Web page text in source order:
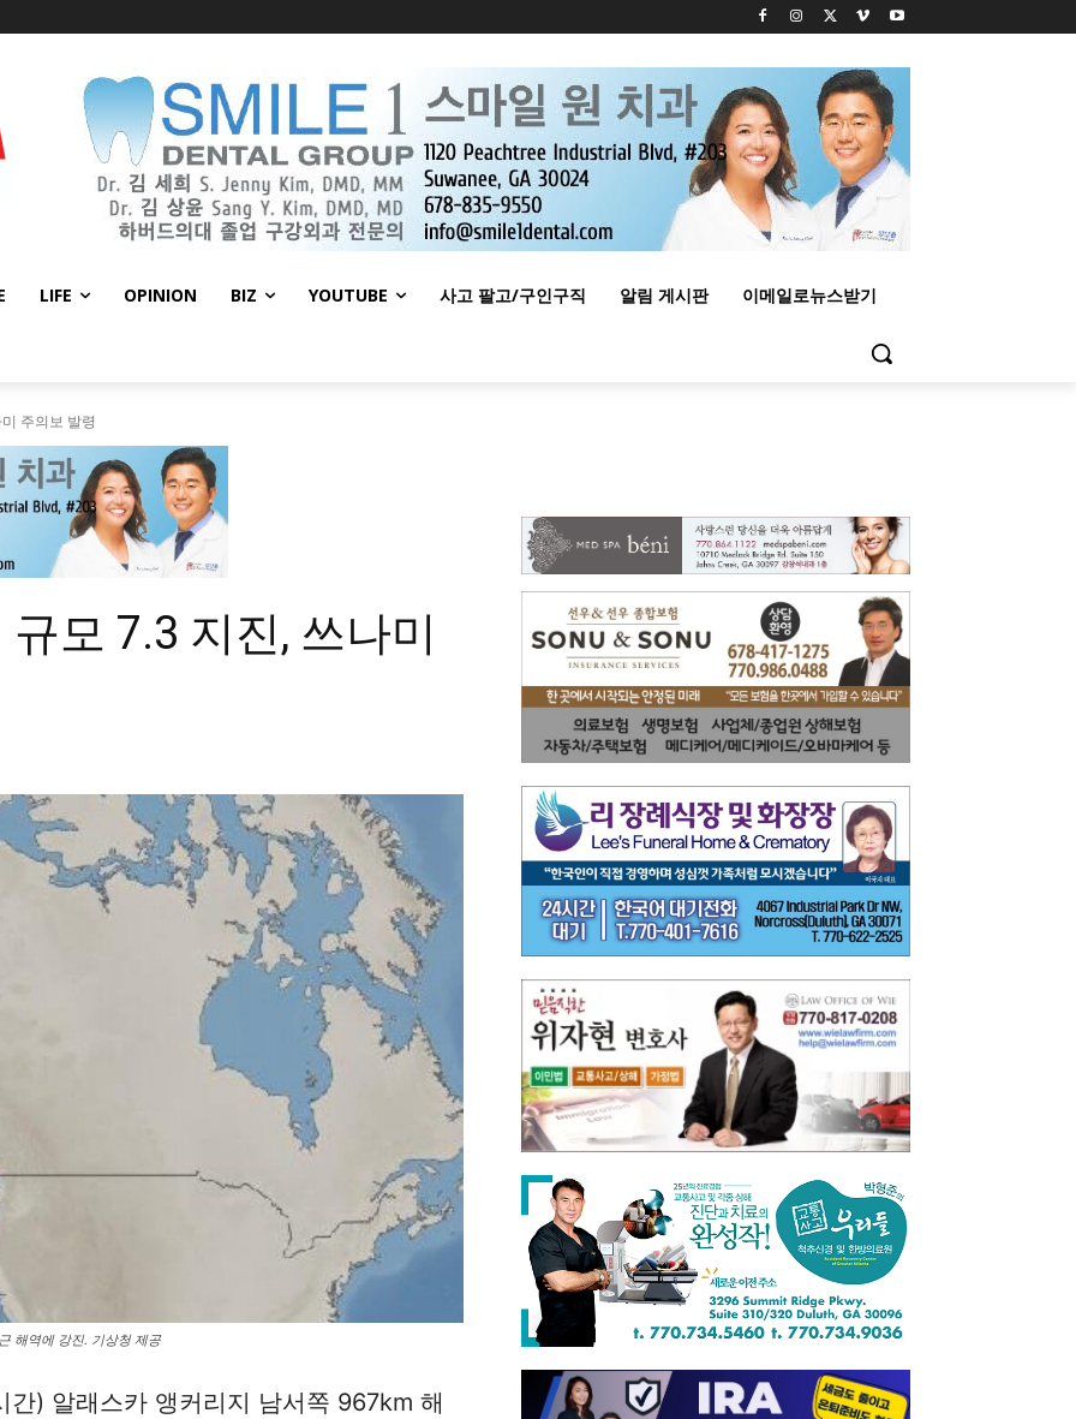
LIFE OPINION BIZ YOUTUBE 사고 팔고/구인구직 알림 게시판 이메일로뉴스받기
주의보 발령
모 7.3 지진, 쓰나미
해역에 강진. 기상청 제공
) 알래스카 앵커리지 남서쪽 967km 해